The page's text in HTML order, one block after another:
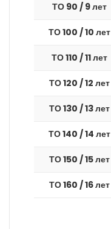
ТО 90 / 9 лет
ТО 100 / 10 лет
ТО 110 / 11 лет
ТО 120 / 12 лет
ТО 130 / 13 лет
ТО 140 / 14 лет
ТО 150 / 15 лет
ТО 160 / 16 лет